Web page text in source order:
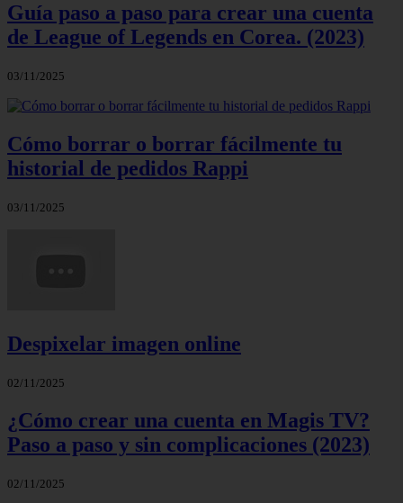
Guía paso a paso para crear una cuenta
de League of Legends en Corea. (2023)
03/11/2025
Cómo borrar o borrar fácilmente tu
historial de pedidos Rappi
03/11/2025
Despixelar imagen online
02/11/2025
¿Cómo crear una cuenta en Magis TV?
Paso a paso y sin complicaciones (2023)
02/11/2025